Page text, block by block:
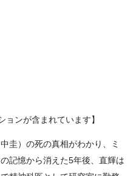
ンが含まれています】
圭）の死の真相がわかり、ミ
記憶から消えた5年後、直輝は